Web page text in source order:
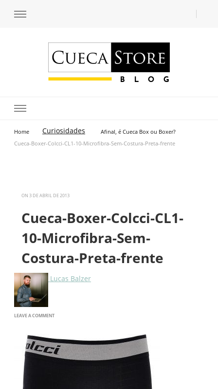
Home Curiosidades
Afinal, é Cueca Box ou Boxer?
Cueca-Boxer-Colcci-CL1-10-Microfibra-Sem-Costura-Preta-frente
ON 3 DE ABRIL DE 2013
Cueca-Boxer-Colcci-CL1-
10-Microfibra-Sem-
Costura-Preta-frente
Lucas Balzer
LEAVE A COMMENTON
COLCCI-
CL1-
10-
MICROFIBRA-